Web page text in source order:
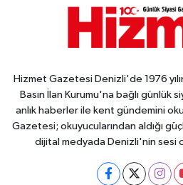
Hizmet Gazetesi Denizli'de 1976
Basın İlan Kurumu'na bağlı günlük
anlık haberler ile kent gündemini
Gazetesi; okuyucularından aldığı
dijital medyada Denizli'nin sesi